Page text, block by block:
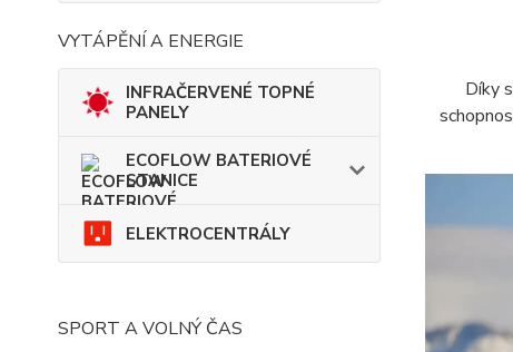
VYTÁPĚNÍ A ENERGIE
INFRAČERVENÉ TOPNÉ
PANELY
ECOFLOW BATERIOVÉ
STANICE
ELEKTROCENTRÁLY
SPORT A VOLNÝ ČAS
Díky